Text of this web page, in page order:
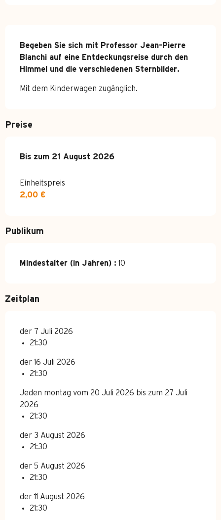
Begeben Sie sich mit Professor Jean-Pierre
Blanchi auf eine Entdeckungsreise durch den
Himmel und die verschiedenen Sternbilder.
Mit dem Kinderwagen zugänglich.
Preise
ab4 Juli 2026bis zum21 August 2026
Bis zum 21 August 2026
Einheitspreis
2,00 €
Publikum
Mindestalter (in Jahren) : 10
Zeitplan
der 7 Juli 2026
21:30
der 16 Juli 2026
21:30
Jeden montag vom 20 Juli 2026 bis zum 27 Juli
2026
21:30
der 3 August 2026
21:30
der 5 August 2026
21:30
der 11 August 2026
21:30